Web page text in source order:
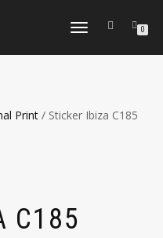
CAMBIAR
0
Print/ Sticker Ibiza C185
C185